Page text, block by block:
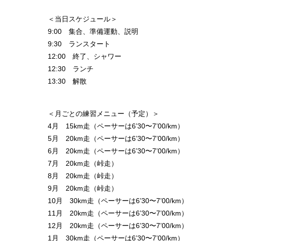
＜当日スケジュール＞
9:00 集合、準備運動、説明
9:30 ランスタート
12:00 終了、シャワー
12:30 ランチ
13:30 解散
＜月ごとの練習メニュー（予定）＞
4月 15km走（ペーサーは6’30〜7’00/km）
5月 20km走（ペーサーは6’30〜7’00/km）
6月 20km走（ペーサーは6’30〜7’00/km）
7月 20km走（峠走）
8月 20km走（峠走）
9月 20km走（峠走）
10月 30km走（ペーサーは6’30〜7’00/km）
11月 20km走（ペーサーは6’30〜7’00/km）
12月 20km走（ペーサーは6’30〜7’00/km）
1月 30km走（ペーサーは6’30〜7’00/km）